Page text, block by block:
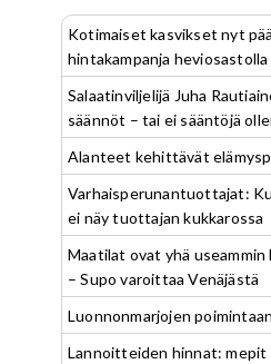
Kotimaiset kasvikset nyt
hintakampanja heviosastolla
Salaatinviljelijä Juha
säännöt – tai ei sääntöjä
Alanteet kehittävät
Varhaisperunantuottajat:
ei näy tuottajan kukkarossa
Maatilat ovat yhä
– Supo varoittaa Venäjästä
Luonnonmarjojen
Lannoitteiden hinnat: mepit